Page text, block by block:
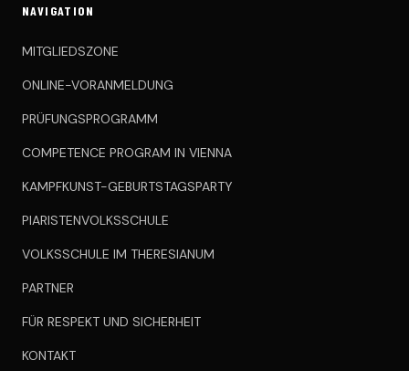
NAVIGATION
MITGLIEDSZONE
ONLINE-VORANMELDUNG
PRÜFUNGSPROGRAMM
COMPETENCE PROGRAM IN VIENNA
KAMPFKUNST-GEBURTSTAGSPARTY
PIARISTENVOLKSSCHULE
VOLKSSCHULE IM THERESIANUM
PARTNER
FÜR RESPEKT UND SICHERHEIT
KONTAKT